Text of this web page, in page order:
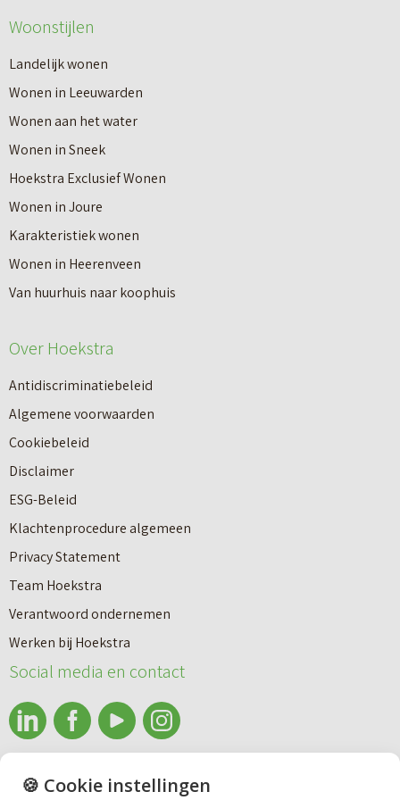
Nieuwbouw
Huren
Bedrijfsmakelaardij
Woonstijlen
Landelijk wonen
Wonen in Leeuwarden
Wonen aan het water
Wonen in Sneek
Hoekstra Exclusief Wonen
Wonen in Joure
Karakteristiek wonen
Wonen in Heerenveen
Van huurhuis naar koophuis
Over Hoekstra
Antidiscriminatiebeleid
Algemene voorwaarden
Cookiebeleid
Disclaimer
ESG-Beleid
Klachtenprocedure algemeen
Privacy Statement
Team Hoekstra
Verantwoord ondernemen
Werken bij Hoekstra
Social media en contact
info@makelaardijhoekstra.nl
🍪 Cookie instellingen